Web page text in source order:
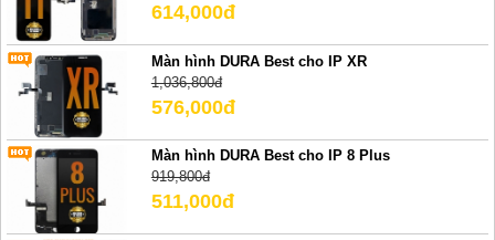
614,000đ
Màn hình DURA Best cho IP XR
1,036,800đ
576,000đ
Màn hình DURA Best cho IP 8 Plus
919,800đ
511,000đ